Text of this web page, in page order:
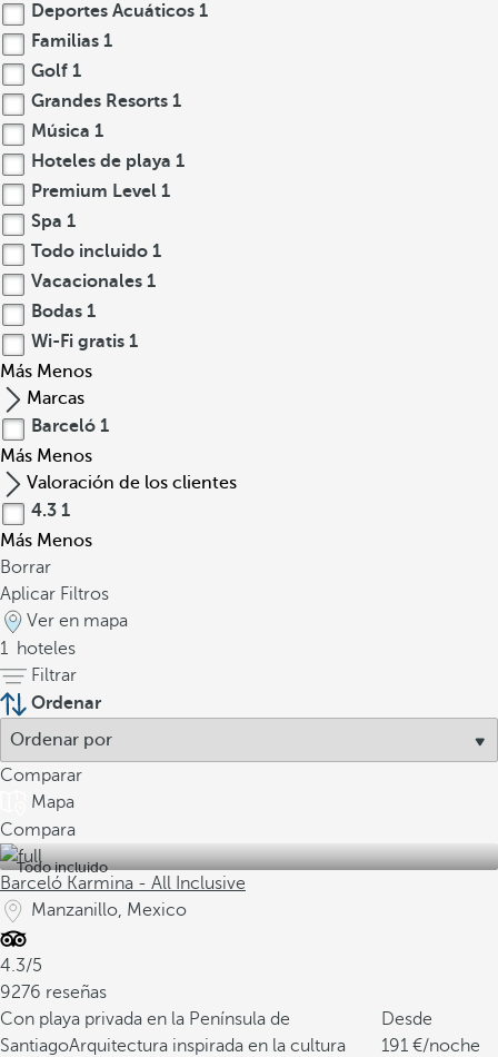
Deportes Acuáticos 1
Familias 1
Golf 1
Grandes Resorts 1
Música 1
Hoteles de playa 1
Premium Level 1
Spa 1
Todo incluido 1
Vacacionales 1
Bodas 1
Wi-Fi gratis 1
Más Menos
Marcas
Barceló 1
Más Menos
Valoración de los clientes
4.3 1
Más Menos
Borrar
Aplicar Filtros
Ver en mapa
1 hoteles
Filtrar
Ordenar
Comparar
Mapa
Compara
Todo incluido
Barceló Karmina - All Inclusive
Manzanillo, Mexico
4.3/5
9276 reseñas
Con playa privada en la Península de
SantiagoArquitectura inspirada en la cultura
Desde
191
/noche